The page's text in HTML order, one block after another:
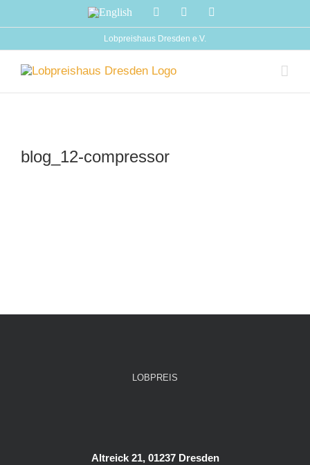
English FacebookInstagram
Lobpreishaus Dresden e.V.
blog_12-compressor
LOBPREIS
Altreick 21, 01237 Dresden